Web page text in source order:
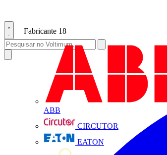
Fabricante 18
ABB
CIRCUTOR
EATON